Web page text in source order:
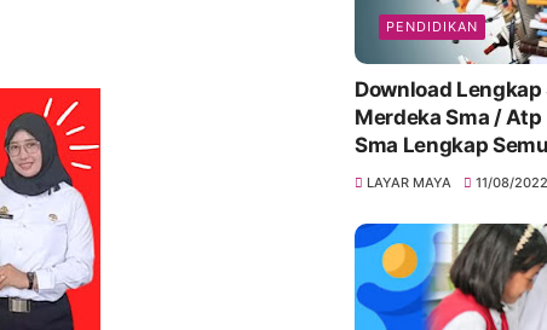
PENDIDIKAN
Download
Merdeka Sma /
Sma Lengkap
10, 11 & 12
LAYAR MAYA 11/08/2022